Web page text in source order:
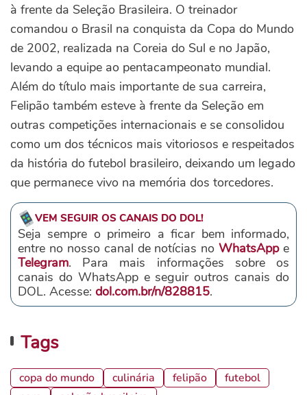
à frente da Seleção Brasileira. O treinador
comandou o Brasil na conquista da Copa do Mundo
de 2002, realizada na Coreia do Sul e no Japão,
levando a equipe ao pentacampeonato mundial.
Além do título mais importante de sua carreira,
Felipão também esteve à frente da Seleção em
outras competições internacionais e se consolidou
como um dos técnicos mais vitoriosos e respeitados
da história do futebol brasileiro, deixando um legado
que permanece vivo na memória dos torcedores.
VEM SEGUIR OS CANAIS DO DOL!
Seja sempre o primeiro a ficar bem informado,
entre no nosso canal de notícias noWhatsAppe
Telegram. Para mais informações sobre os
canais do WhatsApp e seguir outros canais do
DOL. Acesse: dol.com.br/n/828815.
Tags
copa do mundo culinária felipão
futebol